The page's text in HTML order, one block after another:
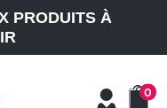
PRODUITS À
0